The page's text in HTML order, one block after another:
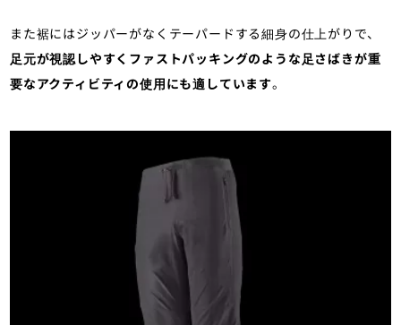
また裾にはジッパーがなくテーパードする細身の仕上がりで、
足元が視認しやすくファストパッキングのような足さばきが重
要なアクティビティの使用にも適しています。